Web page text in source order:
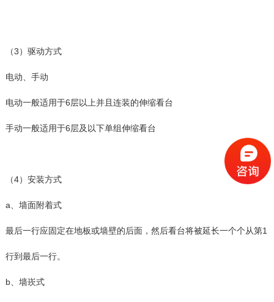
（3）驱动方式
电动、手动
电动一般适用于6层以上并且连装的伸缩看台
手动一般适用于6层及以下单组伸缩看台
（4）安装方式
a、墙面附着式
最后一行应固定在地板或墙壁的后面，然后看台将被延长一个个从第1
行到最后一行。
b、墙崁式